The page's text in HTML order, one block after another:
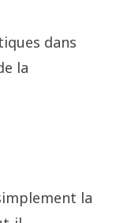
dans
la
la